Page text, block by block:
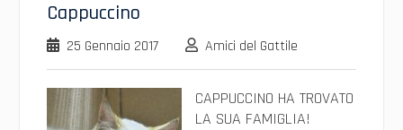
Cappuccino
25 Gennaio 2017 Amici del Gattile
CAPPUCCINO HA TROVATO
LA SUA FAMIGLIA!